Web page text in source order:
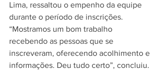
Lima, ressaltou o empenho da equipe
durante o período de inscrições.
“Mostramos um bom trabalho
recebendo as pessoas que se
inscreveram, oferecendo acolhimento e
informações. Deu tudo certo”, concluiu.